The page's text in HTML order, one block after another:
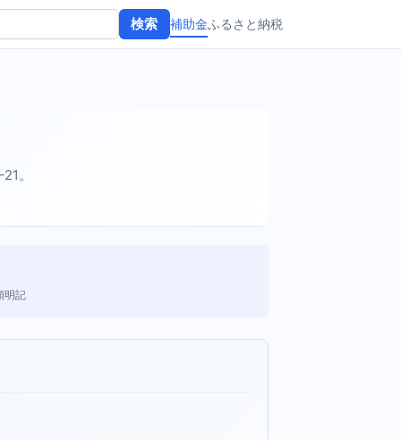
検索 補助金ふるさと納税
。
明記